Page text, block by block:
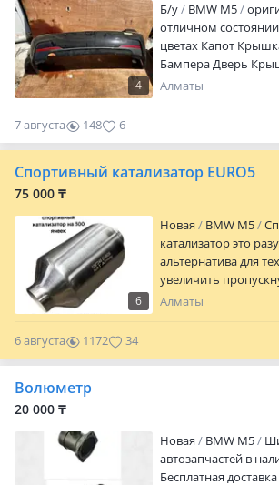
4
Б/y BMW M5
отличном
цветах Капот
Бампера Дверь
Двигатель Коробка
Алматы
7 августа 148 6
Спортивный катализатор EURO5
75 000 ₸
6
Новая BMW M5
катализатор это
альтернатива для
увеличить
выхлопной системы
каталитический
можно
но эффективнее
создании
автомобиля по-
катализатора на
ощутимый прирост
Алматы
6 августа 1172 34
Волюметр
20 000 ₸
Новая BMW M5
автозапчастей в
Бесплатная